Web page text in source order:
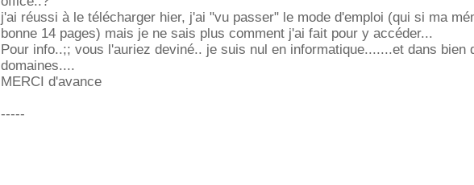
j'ai réussi à le télécharger hier, j'ai "vu passer" le mode d'emploi (qui si ma
bonne 14 pages) mais je ne sais plus comment j'ai fait pour y accéder...
Pour info..;; vous l'auriez deviné.. je suis nul en informatique.......et dans bien
domaines....
MERCI d'avance
-----